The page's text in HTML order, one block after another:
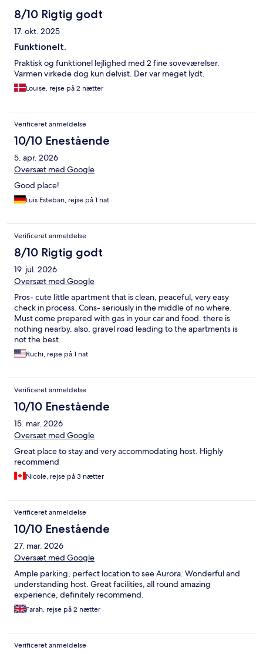
8/10 Rigtig godt
17. okt. 2025
Funktionelt.
Praktisk og funktionel lejlighed med 2 fine soveværelser.
Varmen virkede dog kun delvist. Der var meget lydt.
Louise, rejse på 2 nætter
Verificeret anmeldelse
10/10 Enestående
5. apr. 2026
Oversæt med Google
Good place!
Luis Esteban, rejse på 1 nat
Verificeret anmeldelse
8/10 Rigtig godt
19. jul. 2026
Oversæt med Google
Pros- cute little apartment that is clean, peaceful, very easy
check in process. Cons- seriously in the middle of no where.
Must come prepared with gas in your car and food. there is
nothing nearby. also, gravel road leading to the apartments is
not the best.
Ruchi, rejse på 1 nat
Verificeret anmeldelse
10/10 Enestående
15. mar. 2026
Oversæt med Google
Great place to stay and very accommodating host. Highly
recommend
Nicole, rejse på 3 nætter
Verificeret anmeldelse
10/10 Enestående
27. mar. 2026
Oversæt med Google
Ample parking, perfect location to see Aurora. Wonderful and
understanding host. Great facilities, all round amazing
experience, definitely recommend.
Farah, rejse på 2 nætter
Verificeret anmeldelse